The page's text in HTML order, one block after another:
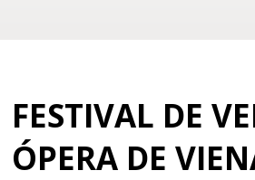
FESTIVAL DE
ÓPERA DE